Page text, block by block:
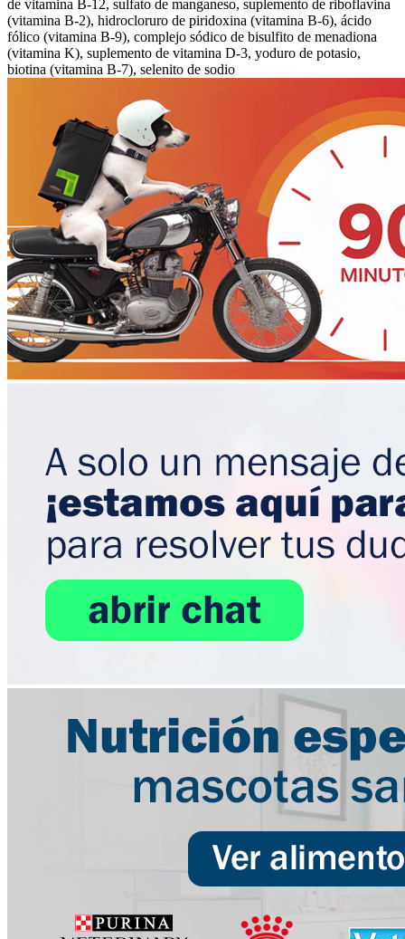
de vitamina B-12, sulfato de manganeso, suplemento de riboflavina
(vitamina B-2), hidrocloruro de piridoxina (vitamina B-6), ácido
fólico (vitamina B-9), complejo sódico de bisulfito de menadiona
(vitamina K), suplemento de vitamina D-3, yoduro de potasio,
biotina (vitamina B-7), selenito de sodio